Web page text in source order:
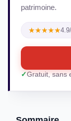
patrimoine.
★★★★★
Gratuit, sans